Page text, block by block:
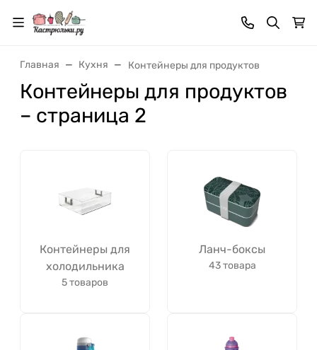
Главная Кухня Контейнеры для продуктов
Контейнеры для продуктов
– страница 2
Контейнеры для
холодильника
5 товаров
Ланч-боксы
43 товара